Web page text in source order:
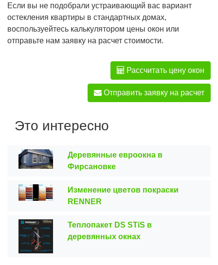
Если вы не подобрали устраивающий вас вариант
остекления квартиры в стандартных домах,
воспользуейтесь калькулятором цены окон или
отправьте нам заявку на расчет стоимости.
Рассчитать цену окон
Отправить заявку на расчет
Это интересно
Деревянные евроокна в
Фирсановке
Изменение цветов покраски
RENNER
Теплопакет DS STiS в
деревянных окнах